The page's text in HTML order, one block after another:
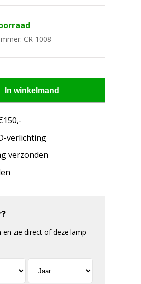
van jouw trekker en
jou aanbeveelt!
CR-1008
In winkelmand
verlichting
verzonden
zie direct of deze lamp